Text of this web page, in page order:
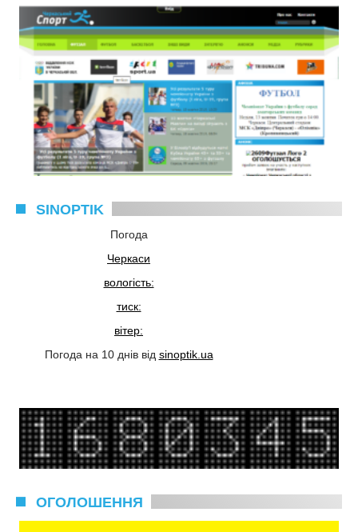
SINOPTIK
Погода
Черкаси
вологість:
тиск:
вітер:
Погода на 10 днів від sinoptik.ua
ОГОЛОШЕННЯ